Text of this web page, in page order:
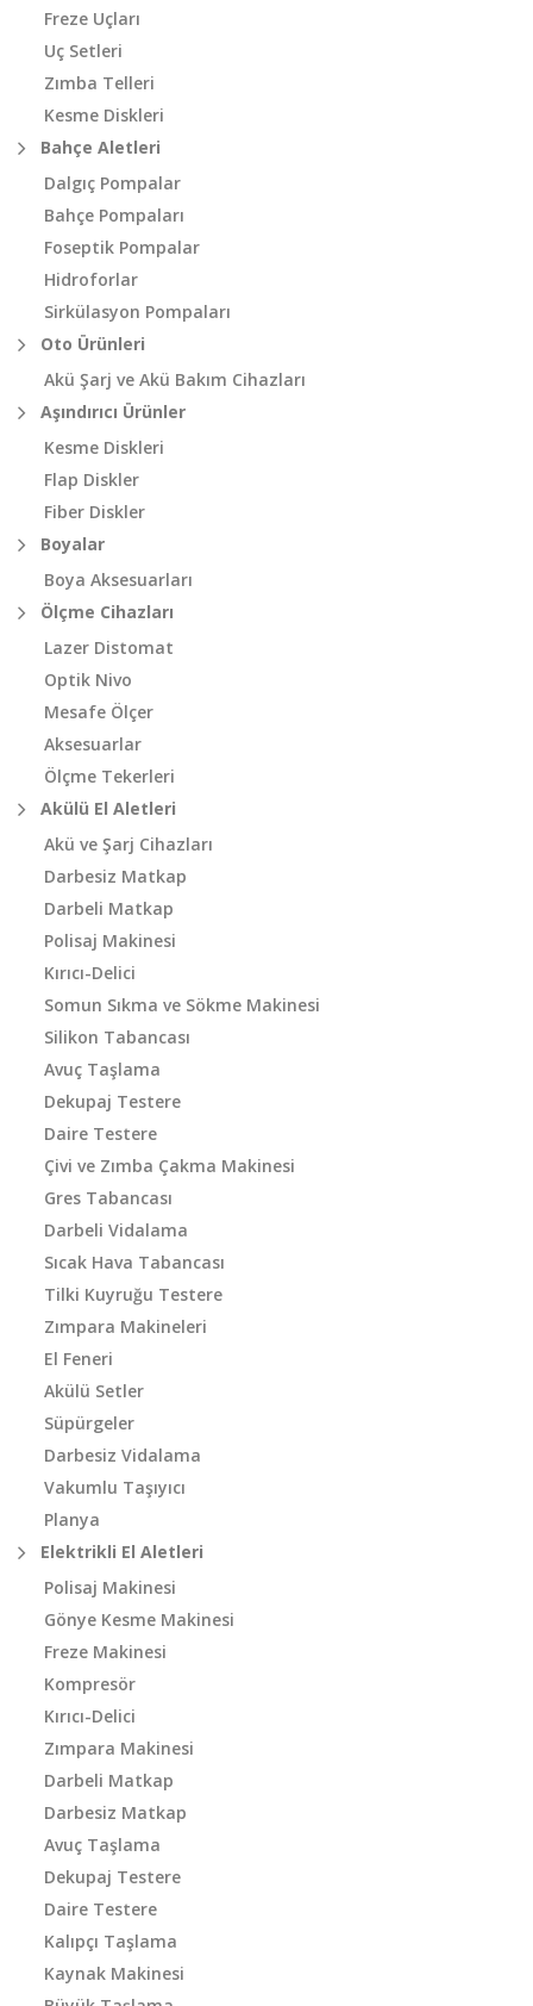
Freze Uçları
Uç Setleri
Zımba Telleri
Kesme Diskleri
Bahçe Aletleri
Dalgıç Pompalar
Bahçe Pompaları
Foseptik Pompalar
Hidroforlar
Sirkülasyon Pompaları
Oto Ürünleri
Akü Şarj ve Akü Bakım Cihazları
Aşındırıcı Ürünler
Kesme Diskleri
Flap Diskler
Fiber Diskler
Boyalar
Boya Aksesuarları
Ölçme Cihazları
Lazer Distomat
Optik Nivo
Mesafe Ölçer
Aksesuarlar
Ölçme Tekerleri
Akülü El Aletleri
Akü ve Şarj Cihazları
Darbesiz Matkap
Darbeli Matkap
Polisaj Makinesi
Kırıcı-Delici
Somun Sıkma ve Sökme Makinesi
Silikon Tabancası
Avuç Taşlama
Dekupaj Testere
Daire Testere
Çivi ve Zımba Çakma Makinesi
Gres Tabancası
Darbeli Vidalama
Sıcak Hava Tabancası
Tilki Kuyruğu Testere
Zımpara Makineleri
El Feneri
Akülü Setler
Süpürgeler
Darbesiz Vidalama
Vakumlu Taşıyıcı
Planya
Elektrikli El Aletleri
Polisaj Makinesi
Gönye Kesme Makinesi
Freze Makinesi
Kompresör
Kırıcı-Delici
Zımpara Makinesi
Darbeli Matkap
Darbesiz Matkap
Avuç Taşlama
Dekupaj Testere
Daire Testere
Kalıpçı Taşlama
Kaynak Makinesi